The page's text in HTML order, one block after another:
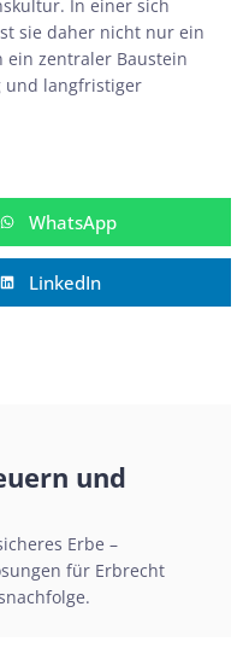
In einer sich
sie daher nicht nur ein
zentraler Baustein
und langfristiger
WhatsApp
LinkedIn
und
Erbe –
für Erbrecht